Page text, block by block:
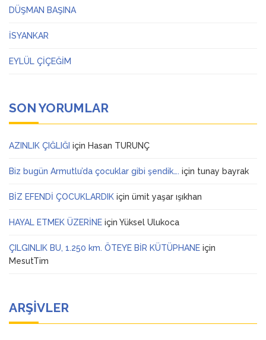
DÜŞMAN BAŞINA
İSYANKAR
EYLÜL ÇİÇEĞİM
SON YORUMLAR
AZINLIK ÇIĞLIĞI için Hasan TURUNÇ
Biz bugün Armutlu’da çocuklar gibi şendik…. için tunay bayrak
BİZ EFENDİ ÇOCUKLARDIK için ümit yaşar ışıkhan
HAYAL ETMEK ÜZERİNE için Yüksel Ulukoca
ÇILGINLIK BU, 1.250 km. ÖTEYE BİR KÜTÜPHANE için
MesutTim
ARŞIVLER